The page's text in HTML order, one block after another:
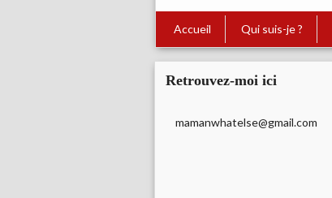
Accueil Qui suis-je ?
Retrouvez-moi ici
mamanwhatelse@gmail.com